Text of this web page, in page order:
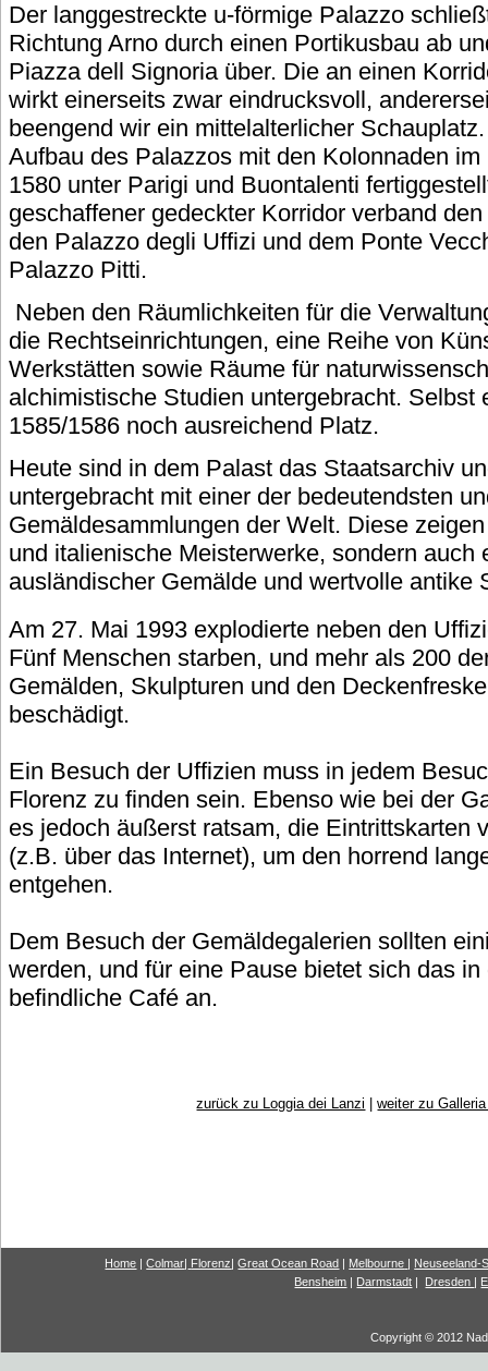
Der langgestreckte u-förmige Palazzo
Richtung Arno durch einen Portikusbau ab
Piazza dell Signoria über. Die an einen
wirkt einerseits zwar eindrucksvoll,
beengend wir ein mittelalterlicher
Aufbau des Palazzos mit den Kolonnaden
1580 unter Parigi und Buontalenti
geschaffener gedeckter Korridor verband
den Palazzo degli Uffizi und dem Ponte
Palazzo Pitti.
Neben den Räumlichkeiten für die
die Rechtseinrichtungen, eine Reihe von
Werkstätten sowie Räume für
alchimistische Studien untergebracht. Selbst
1585/1586 noch ausreichend Platz.
Heute sind in dem Palast das Staatsarchiv
untergebracht mit einer der bedeutendsten
Gemäldesammlungen der Welt. Diese
und italienische Meisterwerke, sondern auch
ausländischer Gemälde und wertvolle antike
Am 27. Mai 1993 explodierte neben den
Fünf Menschen starben, und mehr als 200
Gemälden, Skulpturen und den
beschädigt.
Ein Besuch der Uffizien muss in jedem
Florenz zu finden sein. Ebenso wie bei der
es jedoch äußerst ratsam, die Eintrittskarten
(z.B. über das Internet), um den horrend
entgehen.
Dem Besuch der Gemäldegalerien sollten
werden, und für eine Pause bietet sich das
befindliche Café an.
zurück zu Loggia dei Lanzi |weiter zu
Home |Colmar| Florenz|Great Ocean Road | Melbourne | Neuseeland-
Bensheim | Darmstadt | Dresden |
Copyright © 2012